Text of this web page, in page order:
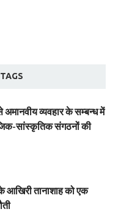
TAGS
अमानवीय व्यवहार के सम्बन्ध में
सांस्कृतिक संगठनों की
आखिरी तानाशाह को एक